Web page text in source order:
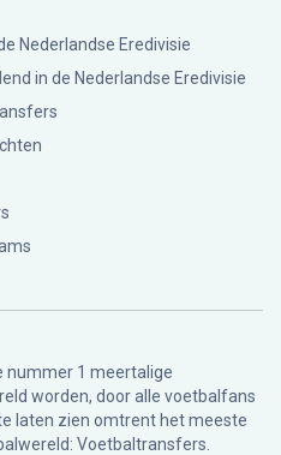
Nederlandse Eredivisie
in de Nederlandse Eredivisie
nummer 1 meertalige
worden, door alle voetbalfans
laten zien omtrent het meeste
Voetbaltransfers.